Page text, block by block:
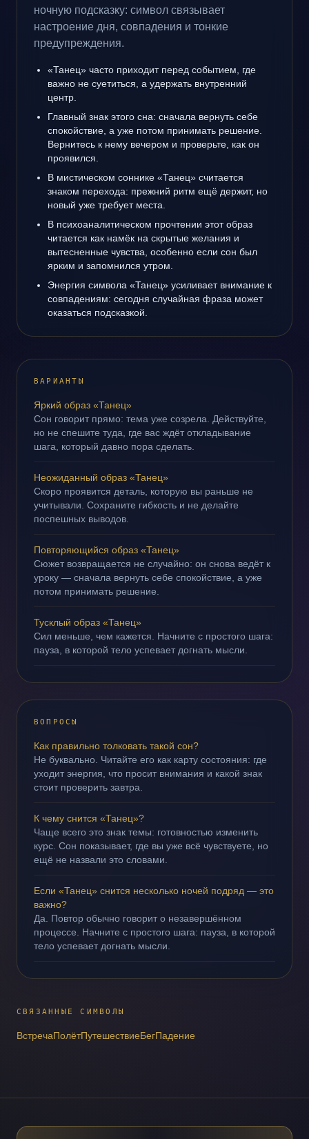
ночную подсказку: символ связывает
настроение дня, совпадения и тонкие
предупреждения.
«Танец» часто приходит перед событием, где
важно не суетиться, а удержать внутренний
центр.
Главный знак этого сна: сначала вернуть себе
спокойствие, а уже потом принимать решение.
Вернитесь к нему вечером и проверьте, как он
проявился.
В мистическом соннике «Танец» считается
знаком перехода: прежний ритм ещё держит, но
новый уже требует места.
В психоаналитическом прочтении этот образ
читается как намёк на скрытые желания и
вытесненные чувства, особенно если сон был
ярким и запомнился утром.
Энергия символа «Танец» усиливает внимание к
совпадениям: сегодня случайная фраза может
оказаться подсказкой.
ВАРИАНТЫ
Яркий образ «Танец»
Сон говорит прямо: тема уже созрела. Действуйте,
но не спешите туда, где вас ждёт откладывание
шага, который давно пора сделать.
Неожиданный образ «Танец»
Скоро проявится деталь, которую вы раньше не
учитывали. Сохраните гибкость и не делайте
поспешных выводов.
Повторяющийся образ «Танец»
Сюжет возвращается не случайно: он снова ведёт к
уроку — сначала вернуть себе спокойствие, а уже
потом принимать решение.
Тусклый образ «Танец»
Сил меньше, чем кажется. Начните с простого шага:
пауза, в которой тело успевает догнать мысли.
ВОПРОСЫ
Как правильно толковать такой сон?
Не буквально. Читайте его как карту состояния: где
уходит энергия, что просит внимания и какой знак
стоит проверить завтра.
К чему снится «Танец»?
Чаще всего это знак темы: готовностью изменить
курс. Сон показывает, где вы уже всё чувствуете, но
ещё не назвали это словами.
Если «Танец» снится несколько ночей подряд — это
важно?
Да. Повтор обычно говорит о незавершённом
процессе. Начните с простого шага: пауза, в которой
тело успевает догнать мысли.
СВЯЗАННЫЕ СИМВОЛЫ
ВстречаПолётПутешествиеБегПадение